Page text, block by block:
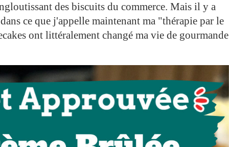
des biscuits du commerce. Mais il y a
ce que j'appelle maintenant ma "thérapie par le
ont littéralement changé ma vie de gourmande